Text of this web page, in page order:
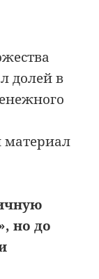
долей в
материал
но до